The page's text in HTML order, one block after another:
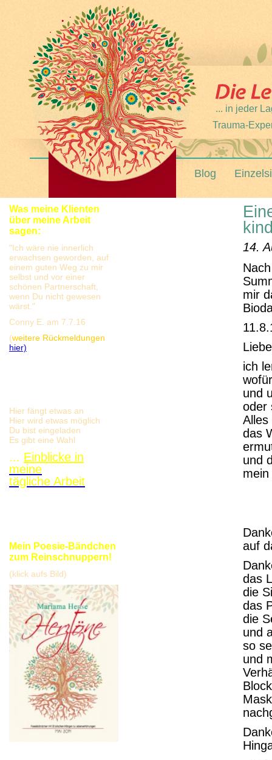
... in jeder
Trauma-
Blog
Was meine Klienten
über meine Arbeit
sagen:
"Ich wäre nie innerlich
erwachsen geworden, auf
einem guten Weg zu mir
selbst und vor einer
schönen Partnerschaft,
wenn Du nicht gewesen
wärst."
Conny E. am 7.7.16
(weitere Rückmeldungen
hier)
Hier fängt etwas an
Hier wird etwas möglich
Du bist eingeladen
Es gibt eine Wahl
... Einblicke in
meine
tägliche Arbeit
Mein Poesie-Bändchen
zum Reinschnuppern!
(klick aufs Bild)
14.
mir
ich
und
oder
Alles
das
und
auf
das
die
das
die
und
so
und